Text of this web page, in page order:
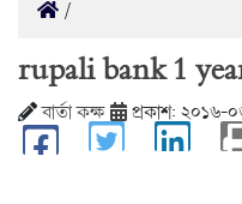
rupali bank 1
বার্তা কক্ষ প্রকাশ: ২০১৬-